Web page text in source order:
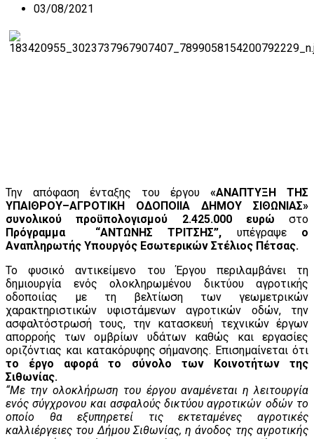
03/08/2021
Την απόφαση ένταξης του έργου «ΑΝΑΠΤΥΞΗ ΤΗΣ
ΥΠΑΙΘΡΟΥ–ΑΓΡΟΤΙΚΗ ΟΔΟΠΟΙΙΑ ΔΗΜΟΥ ΣΙΘΩΝΙΑΣ»
συνολικού προϋπολογισμού 2.425.000 ευρώ στο
Πρόγραμμα “ΑΝΤΩΝΗΣ ΤΡΙΤΣΗΣ”, υπέγραψε ο
Αναπληρωτής Υπουργός Εσωτερικών Στέλιος Πέτσας.
Το φυσικό αντικείμενο του Έργου περιλαμβάνει τη
δημιουργία ενός ολοκληρωμένου δικτύου αγροτικής
οδοποιίας με τη βελτίωση των γεωμετρικών
χαρακτηριστικών υφιστάμενων αγροτικών οδών, την
ασφαλτόστρωσή τους, την κατασκευή τεχνικών έργων
απορροής των ομβρίων υδάτων καθώς και εργασίες
οριζόντιας και κατακόρυφης σήμανσης. Επισημαίνεται ότι
το έργο αφορά το σύνολο των Κοινοτήτων της
Σιθωνίας.
“Με την ολοκλήρωση του έργου αναμένεται η λειτουργία
ενός σύγχρονου και ασφαλούς δικτύου αγροτικών οδών το
οποίο θα εξυπηρετεί τις εκτεταμένες αγροτικές
καλλιέργειες του Δήμου Σιθωνίας, η άνοδος της αγροτικής